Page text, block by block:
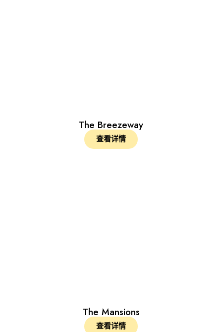
The Breezeway
查看详情
The Mansions
查看详情